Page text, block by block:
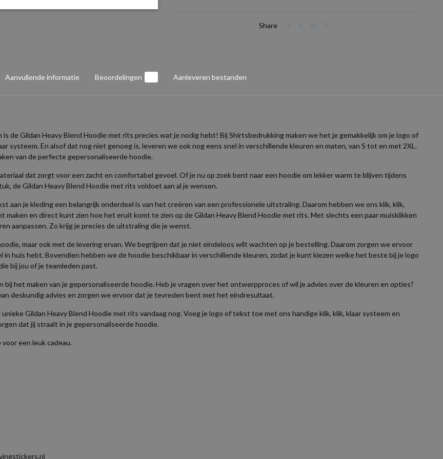
Share
Aanvullende informatie Beoordelingen Aanleveren bestanden
de Gildan Heavy Blend Hoodie met rits precies wat je nodig hebt! Bij Shirtsbedrukking maken we het je gemakkelijk om je logo of
systeem. En alsof dat nog niet genoeg is, leveren we ook nog eens snel in verschillende kleuren en maten, van S tot en met 2XL.
van de perfecte gepersonaliseerde hoodie.
dat zorgt voor een zacht en comfortabel gevoel. Of je nu op zoek bent naar een hoodie om lekker warm te blijven tijdens
de Gildan Heavy Blend Hoodie met rits voldoet aan al je wensen.
je kleding een belangrijk onderdeel is van het creëren van een professionele uitstraling. Daarom hebben we ons klik, klik,
en direct kunt zien hoe het eruit komt te zien op de Gildan Heavy Blend Hoodie met rits. Met slechts een paar muisklikken
aanpassen. Zo krijg je precies de uitstraling die je wenst.
maar ook met de levering ervan. We begrijpen dat je niet eindeloos wilt wachten op je bestelling. Daarom zorgen we ervoor
huis hebt. Bovendien hebben we de hoodie beschikbaar in verschillende kleuren, zodat je kunt kiezen welke het beste bij je logo
bij jou of je teamleden past.
het maken van je gepersonaliseerde hoodie. Heb je vragen over het ontwerpproces of wil je advies over de kleuren en opties?
deskundig advies en zorgen we ervoor dat je tevreden bent met het eindresultaat.
Gildan Heavy Blend Hoodie met rits vandaag nog. Voeg je logo of tekst toe met ons handige klik, klik, klaar systeem en
dat jij straalt in je gepersonaliseerde hoodie.
een leuk cadeau.